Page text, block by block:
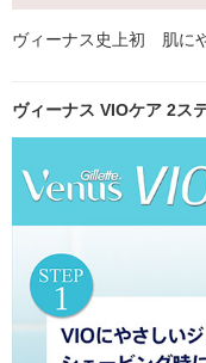
ヴィーナス史上初 肌に
ヴィーナス VIOケア 2ス